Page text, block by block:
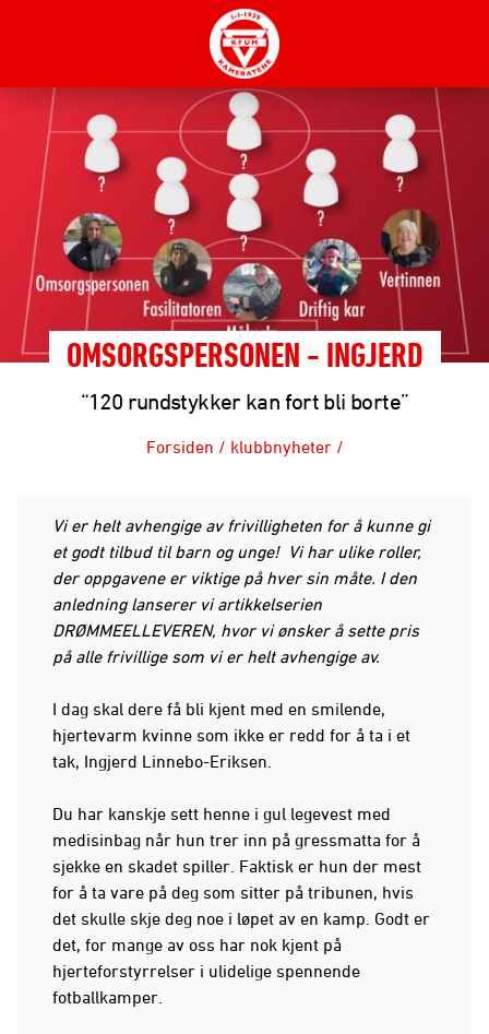
OMSORGSPERSONEN - INGJERD
“120 rundstykker kan fort bli borte”
Forsiden / klubbnyheter /
Vi er helt avhengige av frivilligheten for å kunne gi
et godt tilbud til barn og unge! Vi har ulike roller,
der oppgavene er viktige på hver sin måte. I den
anledning lanserer vi artikkelserien
DRØMMEELLEVEREN, hvor vi ønsker å sette pris
på alle frivillige som vi er helt avhengige av.
I dag skal dere få bli kjent med en smilende,
hjertevarm kvinne som ikke er redd for å ta i et
tak, Ingjerd Linnebo-Eriksen.
Du har kanskje sett henne i gul legevest med
medisinbag når hun trer inn på gressmatta for å
sjekke en skadet spiller. Faktisk er hun der mest
for å ta vare på deg som sitter på tribunen, hvis
det skulle skje deg noe i løpet av en kamp. Godt er
det, for mange av oss har nok kjent på
hjerteforstyrrelser i ulidelige spennende
fotballkamper.